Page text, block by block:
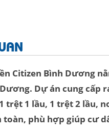
Citizen Bình Dương
Dự án cung cấp
trệt 1 lầu, 1 trệt 2 lầu,
toàn, phù hợp giúp cư